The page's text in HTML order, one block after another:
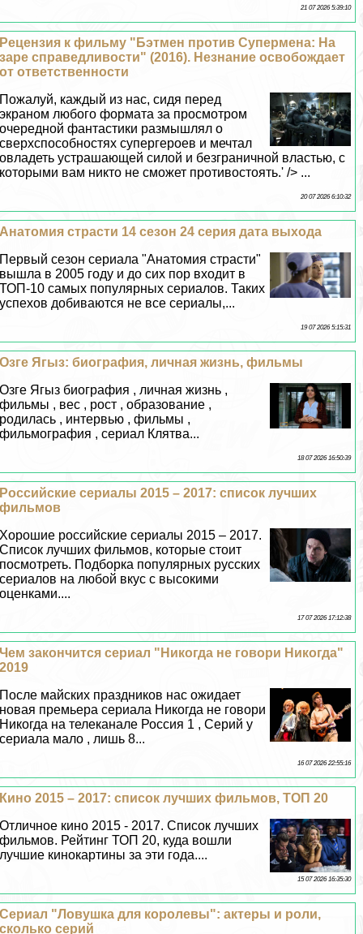
21 07 2026 5:39:10
Рецензия к фильму "Бэтмен против Супермена: На
заре справедливости" (2016). Незнание освобождает
от ответственности
Пожалуй, каждый из нас, сидя перед
экраном любого формата за просмотром
очередной фантастики размышлял о
сверхспособностях супергероев и мечтал
овладеть устрашающей силой и безграничной властью, с
которыми вам никто не сможет противостоять.' /> ...
20 07 2026 6:10:32
Анатомия страсти 14 сезон 24 серия дата выхода
Первый сезон сериала "Анатомия страсти"
вышла в 2005 году и до сих пор входит в
ТОП-10 самых популярных сериалов. Таких
успехов добиваются не все сериалы,...
19 07 2026 5:15:31
Озге Ягыз: биография, личная жизнь, фильмы
Озге Ягыз биография , личная жизнь ,
фильмы , вес , рост , образование ,
родилась , интервью , фильмы ,
фильмография , сериал Клятва...
18 07 2026 16:50:39
Российские сериалы 2015 – 2017: список лучших
фильмов
Хорошие российские сериалы 2015 – 2017.
Список лучших фильмов, которые стоит
посмотреть. Подборка популярных русских
сериалов на любой вкус с высокими
оценками....
17 07 2026 17:12:38
Чем закончится сериал "Никогда не говори Никогда"
2019
После майских праздников нас ожидает
новая премьера сериала Никогда не говори
Никогда на телеканале Россия 1 , Серий у
сериала мало , лишь 8...
16 07 2026 22:55:16
Кино 2015 – 2017: список лучших фильмов, ТОП 20
Отличное кино 2015 - 2017. Список лучших
фильмов. Рейтинг ТОП 20, куда вошли
лучшие кинокартины за эти года....
15 07 2026 16:35:30
Сериал "Ловушка для королевы": актеры и роли,
сколько серий